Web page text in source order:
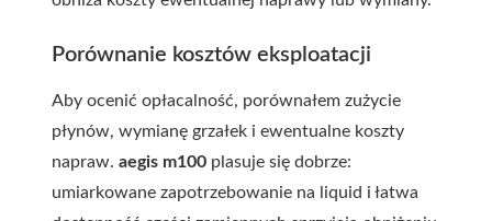
Porównanie kosztów eksploatacji
Aby ocenić opłacalność, porównałem zużycie
płynów, wymianę grzałek i ewentualne koszty
napraw. aegis m100 plasuje się dobrze:
umiarkowane zapotrzebowanie na liquid i łatwa